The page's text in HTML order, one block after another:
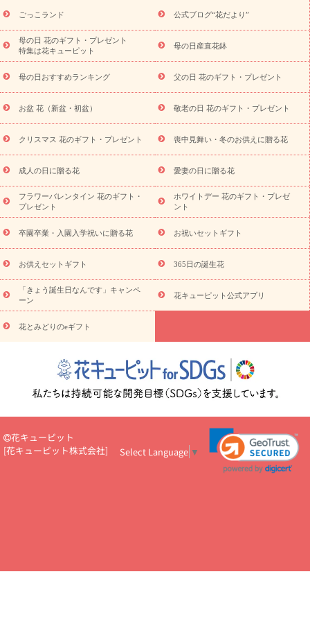
ら探す
お祝いの花特集 当日配達特急便 お祝い商品一覧
念日
結婚祝い 出産祝い 退院祝い・快気祝い
寿祝い
プチギフト ペットのお祝いフラワー
供え・お悔やみ商品一覧
お供え・お悔やみの花
四十九日法要以
降に贈る花
通夜・葬儀に贈る花
お供え お花とセットギフト
お供え プリザーブドフラワー
ペットのお供えフラワー
お盆（新
盆・初盆）
その他 お祝い返し お見舞い
お取り寄せギフト
ビジネス用
ご自宅用 観葉植物 ミディ胡蝶蘭
プリザーブ
ドフラワー
スタイルから探す アレンジメント 花束
スタ
ンド花
お祝い お供え・お悔やみ 胡蝶蘭 胡蝶蘭・花鉢
ディ胡蝶蘭・お祝い
ミディ胡蝶蘭・お供え
世界初の青色胡蝶蘭
観葉植物
観葉植物 産直多肉植物
プリザーブドフラワー
お祝い
お供え・お悔やみ 花とセットギフト
セミオーダー
プチギフト（hanamore -ハナモア-）
花とみどりのeギフト
キューピットのeGfit
カラー ピンク イエローオレンジ
レッ
ド
お花の種類 トルコキキョウ
お祝い お祝い・3000円～ お祝い・4000円～
お祝い・
5000円～
お祝い・7000円～ お祝い・ 10000円～
お供え・お
悔やみ
円～
お供え・お悔やみ・
読み物
いのマナー
定年退職祝いのマナー
お祝いを贈るときのマナー・
花キューピットのお祝いコラム一覧
誕生日のお花を「色
彩心理学」で選ぶ方法
結婚祝いの予算相場
出産祝いお役立ち情
ール
新築引っ越し祝いコラム お祝い花のマナー総まとめ
職
場上司や先輩へ贈るお祝い花の正解は？
開店祝いの花 選び方ガイ
あり)
花キューピット×専門家
CO2排出量削減 / SDGsを考える
ごっこランド 公式ブログ“花だより”
母の日 花のギフト・プレゼント
特集は花キューピット
母の日産直花鉢
母の日おすすめランキング 父の日 花のギフト・プレゼント
お盆 花（新盆・初盆） 敬老の日 花のギフト・プレゼント
クリスマス 花のギフト・プレゼント 喪中見舞い・冬のお供えに贈る花
成人の日に贈る花 愛妻の日に贈る花
フラワーバレンタイン 花のギフト・
プレゼント
ホワイトデー 花のギフト・プレゼ
ント
卒園卒業・入園入学祝いに贈る花 お祝いセットギフト
お供えセットギフト 365日の誕生花
「きょう誕生日なんです」キャンペ
ーン
花キューピット公式アプリ
花とみどりのeギフト
花キューピット
[花キューピット株式会社] Select Language ▼